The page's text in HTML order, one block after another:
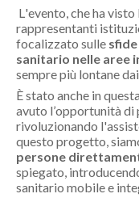
L'evento, che ha
rappresentanti
focalizzato sulle
sanitario nelle aree
sempre più lontane
È stato anche in
avuto l’opportunità di
rivoluzionando
questo progetto,
persone
spiegato,
sanitario mobile e